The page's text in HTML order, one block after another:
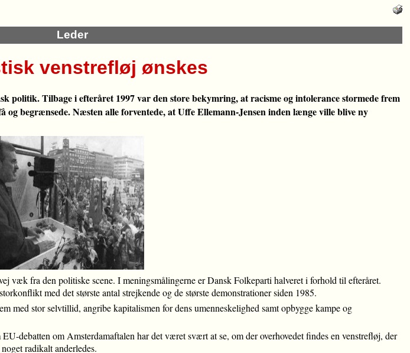
Leder
venstrefløj ønskes
politik. Tilbage i efteråret 1997 var den store bekymring, at racisme og intolerance stormede frem
begrænsede. Næsten alle forventede, at Uffe Ellemann-Jensen inden længe ville blive ny
væk fra den politiske scene. I meningsmålingerne er Dansk Folkeparti halveret i forhold til efteråret.
med det største antal strejkende og de største demonstrationer siden 1985.
med stor selvtillid, angribe kapitalismen for dens umenneskelighed samt opbygge kampe og
debatten om Amsterdamaftalen har det været svært at se, om der overhovedet findes en venstrefløj, der
radikalt anderledes.